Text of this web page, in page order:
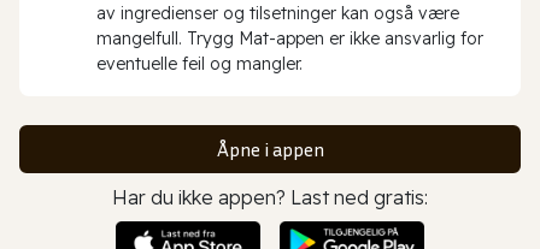
av ingredienser og tilsetninger kan også være
mangelfull. Trygg Mat-appen er ikke ansvarlig for
eventuelle feil og mangler.
Åpne i appen
Har du ikke appen? Last ned gratis: